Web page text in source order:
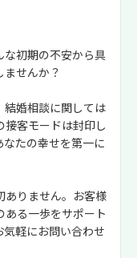
な初期の不安から具
せんか？
結婚相談に関しては
接客モードは封印し
たの幸せを第一に
ありません。お客様
る一歩をサポート
軽にお問い合わせ